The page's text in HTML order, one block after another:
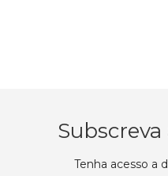
Tenha acesso a